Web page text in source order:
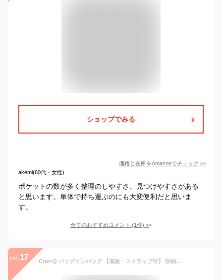
ショップでみる
価格と在庫をAmazonでチェック >>
akemi(60代・女性)
ポケットの数が多く整理のしやすさ、見つけやすさがある
と思います。単体で持ち運ぶのにも大変便利だと思いま
す。
全てのおすすめコメント (1件) >
no. 17 CtwoQ バッグインバッグ 【底板・ストラップ付】 収納プロ監修 インナーバッグ ポーチ トートバッグ用 レディース メンズ (01.サンセットベージュ)